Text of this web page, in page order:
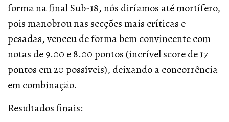
forma na final Sub-18, nós diríamos até mortífero,
pois manobrou nas secções mais críticas e
pesadas, venceu de forma bem convincente com
notas de 9.00 e 8.00 pontos (incrível score de 17
pontos em 20 possíveis), deixando a concorrência
em combinação.
Resultados finais: